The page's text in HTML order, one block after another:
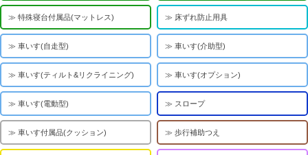
特殊寝台付属品(マットレス) 床ずれ防止用具
車いす(自走型) 車いす(介助型)
車いす(ティルト&リクライニング) 車いす(オプション)
車いす(電動型) スロープ
車いす付属品(クッション) 歩行補助つえ